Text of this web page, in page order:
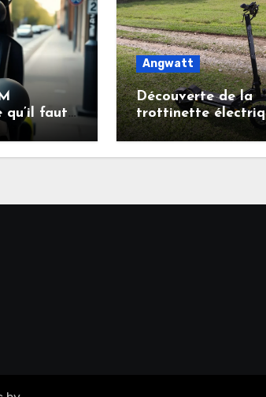
qu’il faut
en
Angwatt
Découverte de la
trottinette
ANGWATT CS1 :
autonomie et